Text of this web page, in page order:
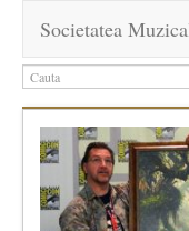
Societatea